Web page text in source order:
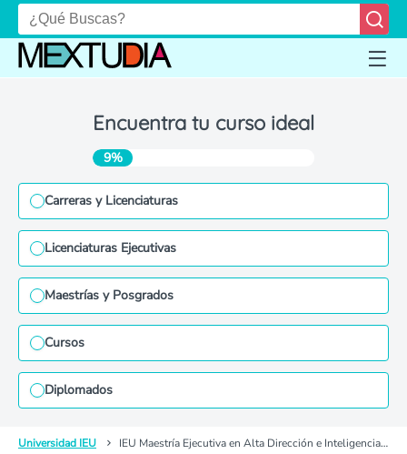
Encuentra tu curso ideal
9%
Carreras y Licenciaturas
Licenciaturas Ejecutivas
Maestrías y Posgrados
Cursos
Diplomados
Universidad IEU IEU Maestría Ejecutiva en Alta Dirección e Inteligencia Estratégica